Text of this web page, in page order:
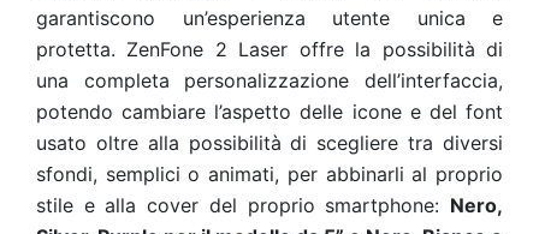
garantiscono un’esperienza utente unica e
protetta. ZenFone 2 Laser offre la possibilità di
una completa personalizzazione dell’interfaccia,
potendo cambiare l’aspetto delle icone e del font
usato oltre alla possibilità di scegliere tra diversi
sfondi, semplici o animati, per abbinarli al proprio
stile e alla cover del proprio smartphone: Nero,